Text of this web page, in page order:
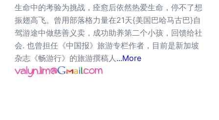
生命中的考验为挑战，痊愈后依然热爱生命，停不了想
振翅高飞。曾用部落格力量在21天{美国巴哈马古巴}自
驾游途中做慈善义卖，成功助养第二个小孩，回馈给社
会. 也曾担任《中国报》旅游专栏作者，目前是新加坡
杂志《畅游行》的旅游撰稿人 ...More